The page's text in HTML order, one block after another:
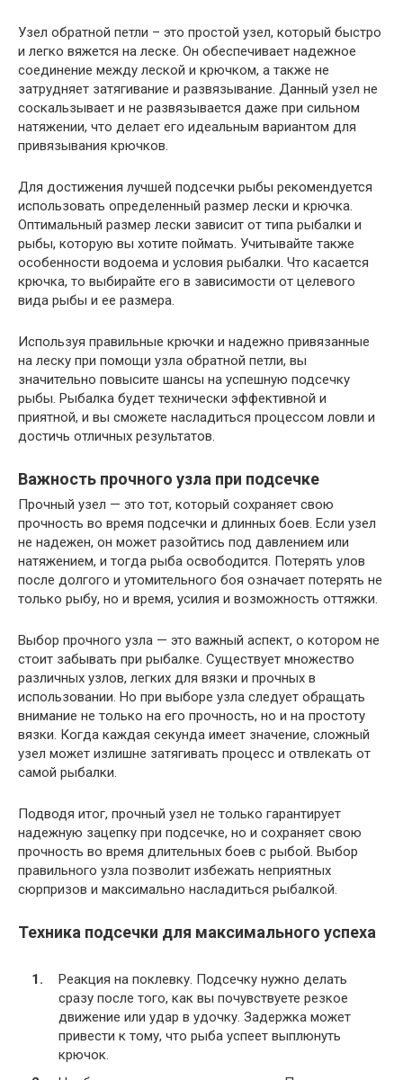
Узел обратной петли – это простой узел, который быстро
и легко вяжется на леске. Он обеспечивает надежное
соединение между леской и крючком, а также не
затрудняет затягивание и развязывание. Данный узел не
соскальзывает и не развязывается даже при сильном
натяжении, что делает его идеальным вариантом для
привязывания крючков.
Для достижения лучшей подсечки рыбы рекомендуется
использовать определенный размер лески и крючка.
Оптимальный размер лески зависит от типа рыбалки и
рыбы, которую вы хотите поймать. Учитывайте также
особенности водоема и условия рыбалки. Что касается
крючка, то выбирайте его в зависимости от целевого
вида рыбы и ее размера.
Используя правильные крючки и надежно привязанные
на леску при помощи узла обратной петли, вы
значительно повысите шансы на успешную подсечку
рыбы. Рыбалка будет технически эффективной и
приятной, и вы сможете насладиться процессом ловли и
достичь отличных результатов.
Важность прочного узла при подсечке
Прочный узел — это тот, который сохраняет свою
прочность во время подсечки и длинных боев. Если узел
не надежен, он может разойтись под давлением или
натяжением, и тогда рыба освободится. Потерять улов
после долгого и утомительного боя означает потерять не
только рыбу, но и время, усилия и возможность оттяжки.
Выбор прочного узла — это важный аспект, о котором не
стоит забывать при рыбалке. Существует множество
различных узлов, легких для вязки и прочных в
использовании. Но при выборе узла следует обращать
внимание не только на его прочность, но и на простоту
вязки. Когда каждая секунда имеет значение, сложный
узел может излишне затягивать процесс и отвлекать от
самой рыбалки.
Подводя итог, прочный узел не только гарантирует
надежную зацепку при подсечке, но и сохраняет свою
прочность во время длительных боев с рыбой. Выбор
правильного узла позволит избежать неприятных
сюрпризов и максимально насладиться рыбалкой.
Техника подсечки для максимального успеха
Реакция на поклевку. Подсечку нужно делать
сразу после того, как вы почувствуете резкое
движение или удар в удочку. Задержка может
привести к тому, что рыба успеет выплюнуть
крючок.